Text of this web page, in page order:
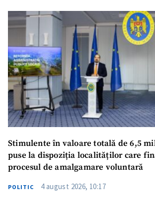
Stimulente în valoare totală de 6,5
puse la dispoziția localităților care
procesul de amalgamare voluntară
POLITIC 4 august 2026, 10:17